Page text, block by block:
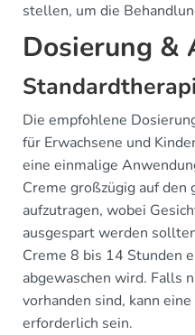
stellen, um die
Dosierung &
Die empfohlene
für Erwachsene und
eine einmalige
Creme großzügig auf den
aufzutragen, wobei
ausgespart werden
Creme 8 bis 14 Stunden
abgewaschen wird. Falls
vorhanden sind, kann
erforderlich sein.